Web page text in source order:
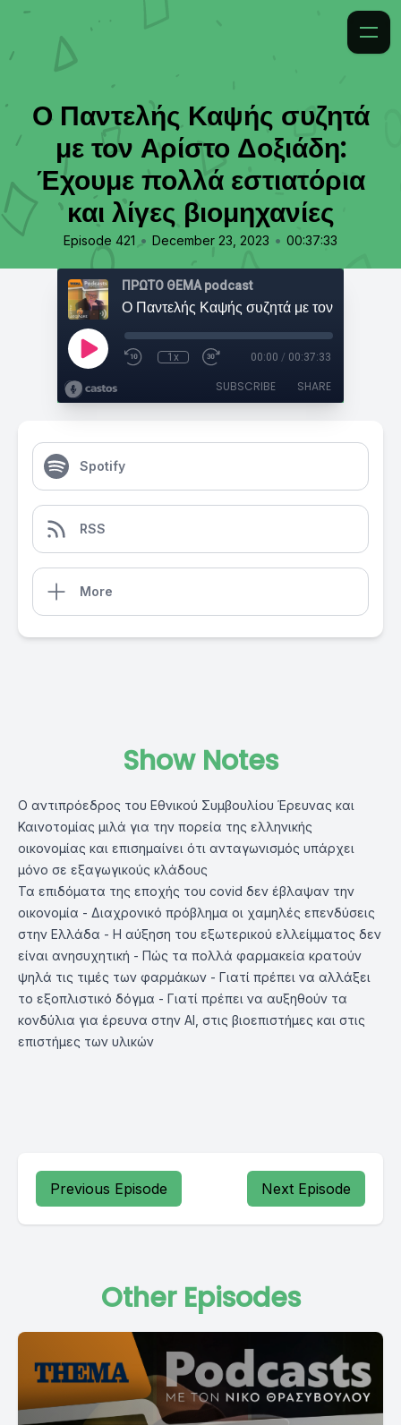
Ο Παντελής Καψής συζητά
με τον Αρίστο Δοξιάδη:
Έχουμε πολλά εστιατόρια
και λίγες βιομηχανίες
Episode 421 • December 23, 2023 • 00:37:33
ΠΡΩΤΟ ΘΕΜΑ podcast
1x 00:00 / 00:37:33
SUBSCRIBE SHARE
Spotify
RSS
More
Show Notes
Ο αντιπρόεδρος του Εθνικού Συμβουλίου Έρευνας και
Καινοτομίας μιλά για την πορεία της ελληνικής
οικονομίας και επισημαίνει ότι ανταγωνισμός υπάρχει
μόνο σε εξαγωγικούς κλάδους
Τα επιδόματα της εποχής του covid δεν έβλαψαν την
οικονομία - Διαχρονικό πρόβλημα οι χαμηλές επενδύσεις
στην Ελλάδα - Η αύξηση του εξωτερικού ελλείμματος δεν
είναι ανησυχητική - Πώς τα πολλά φαρμακεία κρατούν
ψηλά τις τιμές των φαρμάκων - Γιατί πρέπει να αλλάξει
το εξοπλιστικό δόγμα - Γιατί πρέπει να αυξηθούν τα
κονδύλια για έρευνα στην ΑΙ, στις βιοεπιστήμες και στις
επιστήμες των υλικών
Previous Episode Next Episode
Other Episodes